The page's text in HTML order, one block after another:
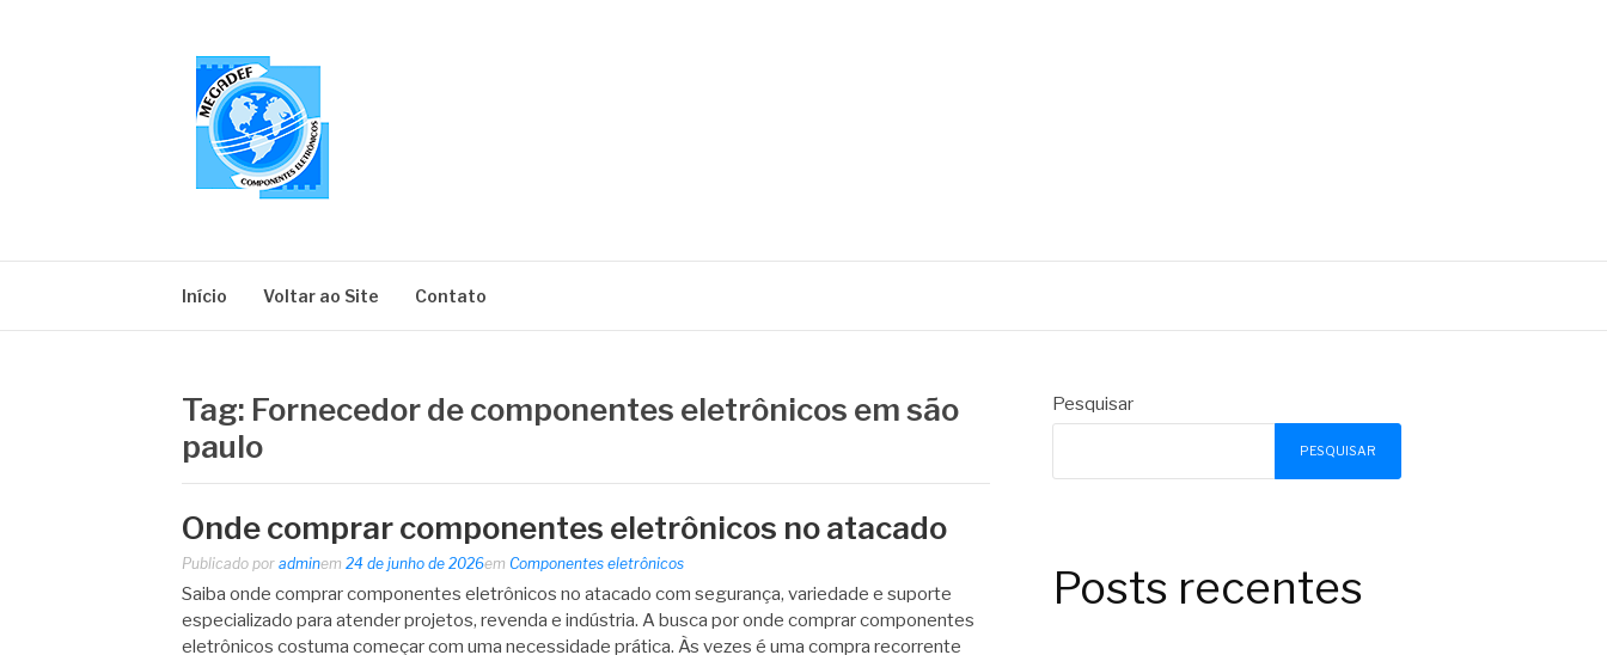
Início Voltar ao Site Contato
Tag: Fornecedor de componentes eletrônicos em são
paulo
Onde comprar componentes eletrônicos no atacado
Publicado por adminem 24 de junho de 2026em Componentes eletrônicos
Saiba onde comprar componentes eletrônicos no atacado com segurança, variedade e suporte
especializado para atender projetos, revenda e indústria. A busca por onde comprar componentes
eletrônicos costuma começar com uma necessidade prática. Às vezes é uma compra recorrente
Pesquisar
PESQUISAR
Posts recentes